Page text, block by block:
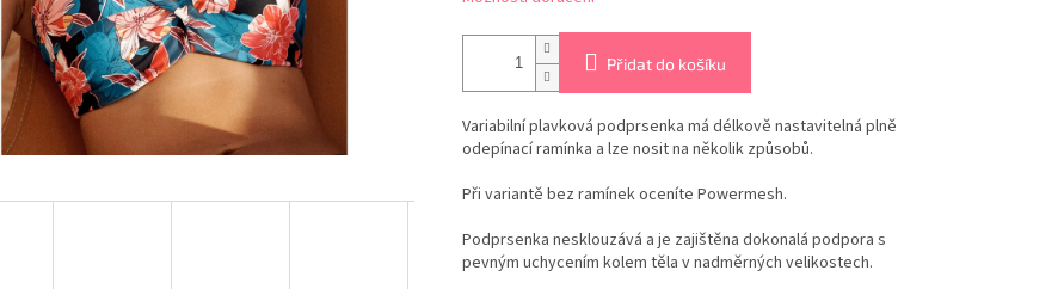
Přidat do košíku
Variabilní plavková podprsenka má délkově nastavitelná plně
odepínací ramínka a lze nosit na několik způsobů.
Při variantě bez ramínek oceníte Powermesh.
Podprsenka nesklouzává a je zajištěna dokonalá podpora s
pevným uchycením kolem těla v nadměrných velikostech.